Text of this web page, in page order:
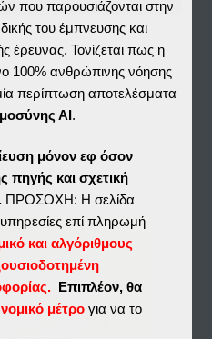
που παρουσιάζονται στην
του έμπνευσης και
έρευνας. Τονίζεται πως η
100% ανθρώπινης νόησης
περίπτωση αποτελέσματα
ΑΙ.
μόνον εφ όσον
πηγής και σχετική
ΠΡΟΣΟΧΗ: Η σελίδα
υπηρεσίες επί πληρωμή
και αλγόριθμους
Επιπλέον, θα
μέτρογια να το